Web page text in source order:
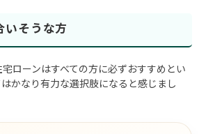
いそうな方
ローンはすべての方に必ずおすすめとい
かなり有力な選択肢になると感じまし